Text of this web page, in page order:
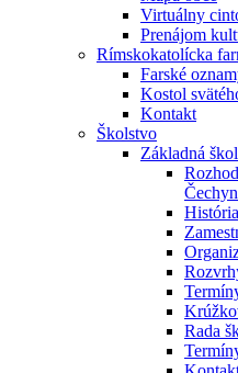
Virtuálny
Prenájom
Rímskokatolícka
Farské
Kostol
Kontakt
Školstvo
Základná
Rada